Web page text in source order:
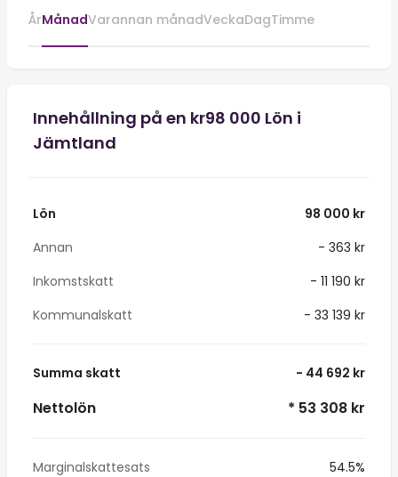
ÅrMånadVarannan månadVeckaDagTimme
Innehållning på en kr98 000 Lön i
Jämtland
Lön
98 000 kr
Annan
- 363 kr
Inkomstskatt
- 11 190 kr
Kommunalskatt
- 33 139 kr
Summa skatt - 44 692 kr
Nettolön * 53 308 kr
Marginalskattesats
54.5%